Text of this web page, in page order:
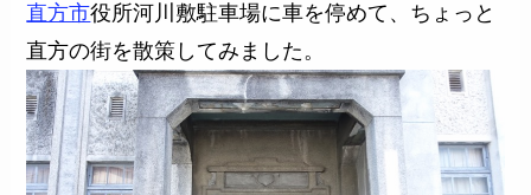
直方市役所河川敷駐車場に車を停めて、ちょっと
直方の街を散策してみました。